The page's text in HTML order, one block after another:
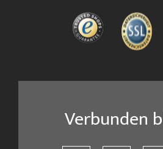
Verbunden